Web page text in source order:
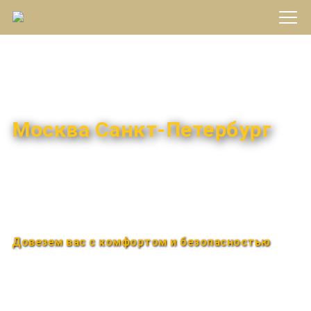
Москва Санкт-Петербург
Довезем вас с комфортом и безопасностью